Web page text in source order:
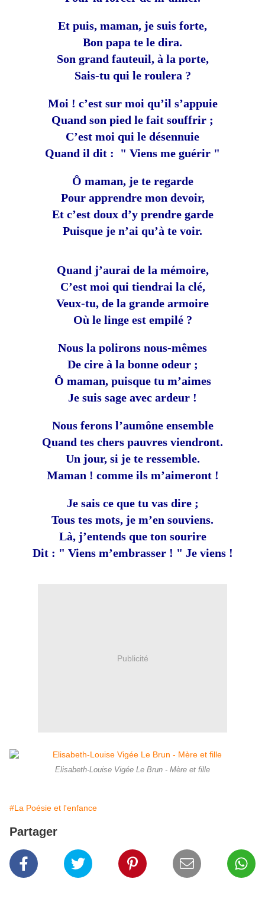
Et puis, maman, je suis forte,
Bon papa te le dira.
Son grand fauteuil, à la porte,
Sais-tu qui le roulera ?
Moi ! c’est sur moi qu’il s’appuie
Quand son pied le fait souffrir ;
C’est moi qui le désennuie
Quand il dit : " Viens me guérir "
Ô maman, je te regarde
Pour apprendre mon devoir,
Et c’est doux d’y prendre garde
Puisque je n’ai qu’à te voir.
Quand j’aurai de la mémoire,
C’est moi qui tiendrai la clé,
Veux-tu, de la grande armoire
Où le linge est empilé ?
Nous la polirons nous-mêmes
De cire à la bonne odeur ;
Ô maman, puisque tu m’aimes
Je suis sage avec ardeur !
Nous ferons l’aumône ensemble
Quand tes chers pauvres viendront.
Un jour, si je te ressemble.
Maman ! comme ils m’aimeront !
Je sais ce que tu vas dire ;
Tous tes mots, je m’en souviens.
Là, j’entends que ton sourire
Dit : " Viens m’embrasser ! " Je viens !
Publicité
Elisabeth-Louise Vigée Le Brun - Mère et fille
#La Poésie et l'enfance
Partager